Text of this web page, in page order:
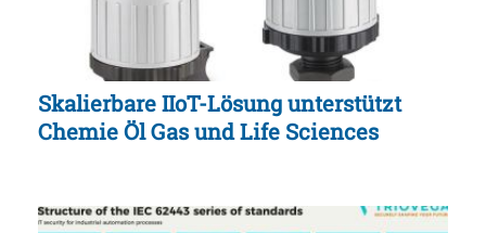
Skalierbare IIoT-Lösung unterstützt
Chemie Öl Gas und Life Sciences